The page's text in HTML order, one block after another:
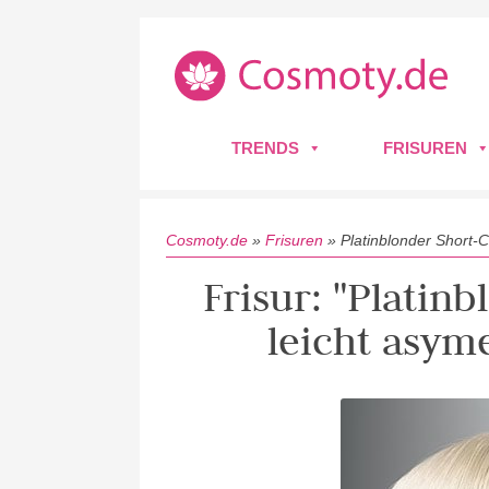
TRENDS FRISUREN
Cosmoty.de » Frisuren » Platinblonder Short-
Frisur:
leicht